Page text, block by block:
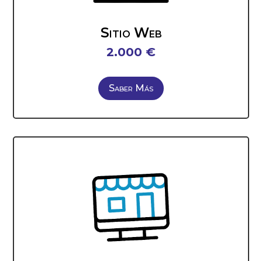
Sitio Web
2.000 €
Saber Más